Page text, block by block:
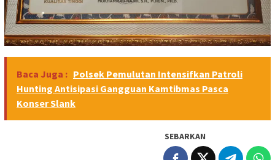
Baca Juga : Polsek Pemulutan Intensifkan Patroli
Hunting Antisipasi Gangguan Kamtibmas Pasca
Konser Slank
SEBARKAN